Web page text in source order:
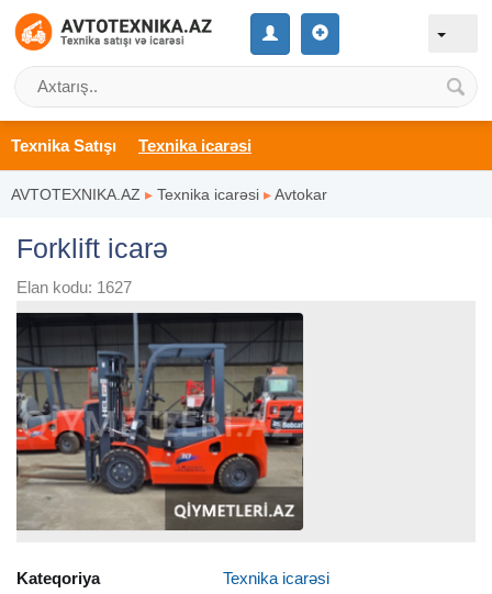
Texnika Satışı Texnika icarəsi
AVTOTEXNIKA.AZ ▸ Texnika icarəsi ▸Avtokar
Forklift icarə
Elan kodu: 1627
Kateqoriya
Texnika icarəsi